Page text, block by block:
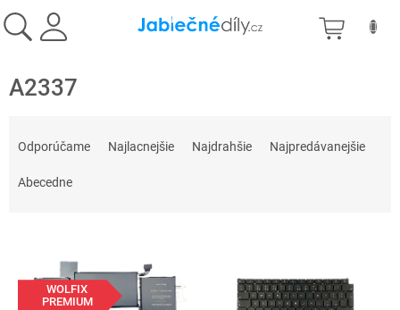
na
obsah
A2337
Odporúčame Najlacnejšie Najdrahšie Najpredávanejšie
Abecedne
WOLFIX
PREMIUM